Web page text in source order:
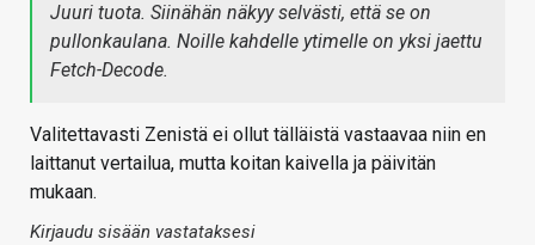
Juuri tuota. Siinähän näkyy selvästi, että se on
pullonkaulana. Noille kahdelle ytimelle on yksi jaettu
Fetch-Decode.
Valitettavasti Zenistä ei ollut tälläistä vastaavaa niin en
laittanut vertailua, mutta koitan kaivella ja päivitän
mukaan.
Kirjaudu sisään vastataksesi